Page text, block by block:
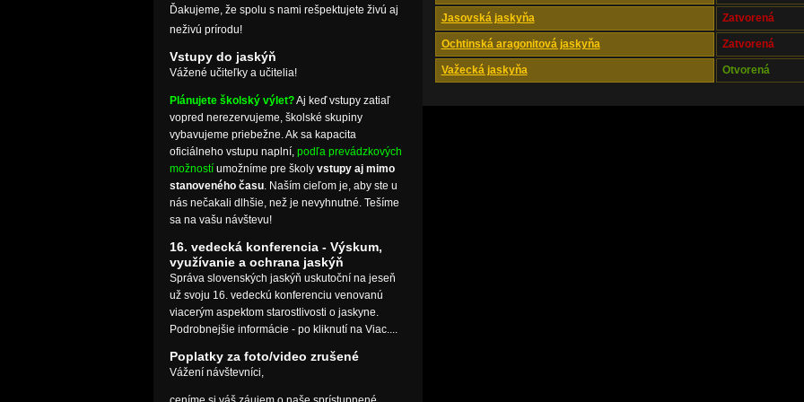
Jasovská jaskyňa Zatvorená
Ochtinská aragonitová jaskyňa Zatvorená
Važecká jaskyňa Otvorená
Ďakujeme, že spolu s nami rešpektujete živú aj
neživú prírodu!
Vstupy do jaskýň
Vážené učiteľky a učitelia!
Plánujete školský výlet?Aj keď vstupy zatiaľ
vopred nerezervujeme, školské skupiny
vybavujeme priebežne. Ak sa kapacita
oficiálneho vstupu naplní, podľa prevádzkových
možnostíumožníme pre školy vstupy aj mimo
stanoveného času. Naším cieľom je, aby ste u
nás nečakali dlhšie, než je nevyhnutné. Tešíme
sa na vašu návštevu!
16. vedecká konferencia - Výskum,
využívanie a ochrana jaskýň
Správa slovenských jaskýň uskutoční na jeseň
už svoju 16. vedeckú konferenciu venovanú
viacerým aspektom starostlivosti o jaskyne.
Podrobnejšie informácie - po kliknutí na Viac....
Poplatky za foto/video zrušené
Vážení návštevníci,